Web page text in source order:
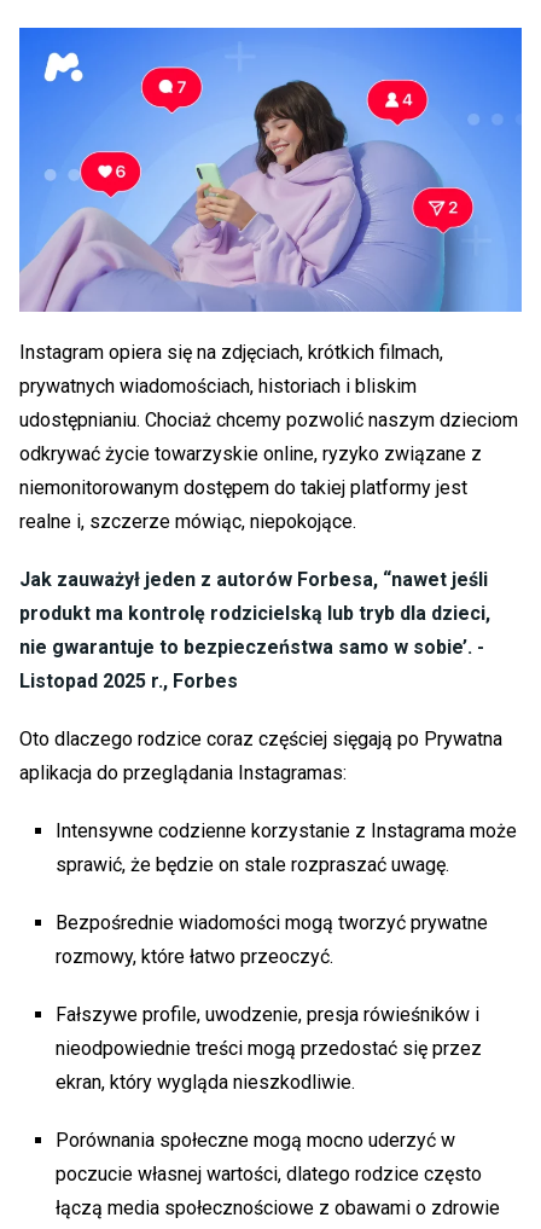
Instagram opiera się na zdjęciach, krótkich filmach,
prywatnych wiadomościach, historiach i bliskim
udostępnianiu. Chociaż chcemy pozwolić naszym dzieciom
odkrywać życie towarzyskie online, ryzyko związane z
niemonitorowanym dostępem do takiej platformy jest
realne i, szczerze mówiąc, niepokojące.
Jak zauważył jeden z autorów Forbesa, “nawet jeśli
produkt ma kontrolę rodzicielską lub tryb dla dzieci,
nie gwarantuje to bezpieczeństwa samo w sobie’. -
Listopad 2025 r., Forbes
Oto dlaczego rodzice coraz częściej sięgają po Prywatna
aplikacja do przeglądania Instagramas:
Intensywne codzienne korzystanie z Instagrama może
sprawić, że będzie on stale rozpraszać uwagę.
Bezpośrednie wiadomości mogą tworzyć prywatne
rozmowy, które łatwo przeoczyć.
Fałszywe profile, uwodzenie, presja rówieśników i
nieodpowiednie treści mogą przedostać się przez
ekran, który wygląda nieszkodliwie.
Porównania społeczne mogą mocno uderzyć w
poczucie własnej wartości, dlatego rodzice często
łączą media społecznościowe z obawami o zdrowie